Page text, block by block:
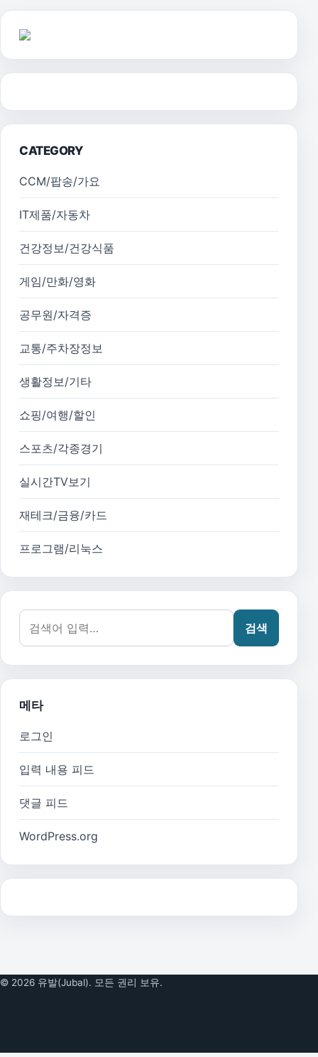
CATEGORY
CCM/팝송/가요
IT제품/자동차
건강정보/건강식품
게임/만화/영화
공무원/자격증
교통/주차장정보
생활정보/기타
쇼핑/여행/할인
스포츠/각종경기
실시간TV보기
재테크/금융/카드
프로그램/리눅스
검색어:
검색
메타
로그인
입력 내용 피드
댓글 피드
WordPress.org
© 2026 유발(Jubal). 모든 권리 보유.